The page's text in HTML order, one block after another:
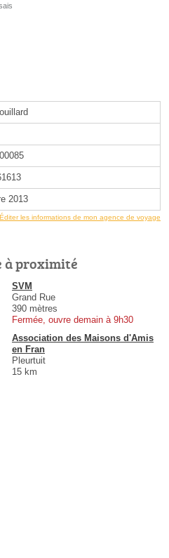
2013
Éditer les informations de mon agence de voyage
à proximité
SVM
Grand Rue
390 mètres
Fermée, ouvre demain à 9h30
Association des Maisons d'Amis
en Fran
Pleurtuit
15 km